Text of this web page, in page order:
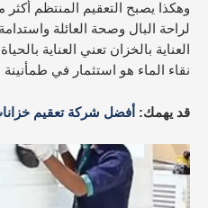
وهكذا يصبح التعقيم المنتظم
لراحة البال وصحة العائلة
العناية بالخزان تعني العناية
نقاء الماء هو استثمار في طمأنينة
قد يهمك: أفضل شركة تعقيم